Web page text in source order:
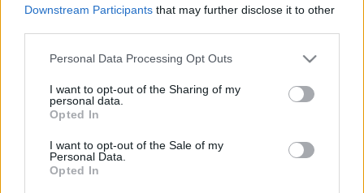
Downstream Participants that may further disclose it to other
Please note that this website/app uses one or more Google
not limited to your visit or usage behaviour. You may click to
grant or deny consent to Google and its third-party tags to
use your data for below specified purposes in below Google
consent section.
Personal Data Processing Opt Outs
I want to opt-out of the Sharing of my
personal data.
Opted In
I want to opt-out of the Sale of my
Personal Data.
Opted In